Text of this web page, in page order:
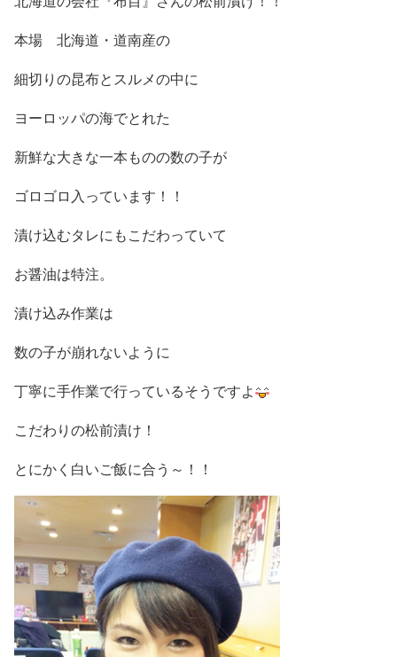
本場 北海道・道南産の
細切りの昆布とスルメの中に
ヨーロッパの海でとれた
新鮮な大きな一本ものの数の子が
ゴロゴロ入っています！！
漬け込むタレにもこだわっていて
お醤油は特注。
漬け込み作業は
数の子が崩れないように
丁寧に手作業で行っているそうですよ
こだわりの松前漬け！
とにかく白いご飯に合う～！！